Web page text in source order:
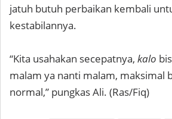
jatuh butuh perbaikan kembali
kestabilannya.
“Kita usahakan secepatnya, kalo
malam ya nanti malam, maksimal
normal,” pungkas Ali. (Ras/Fiq)